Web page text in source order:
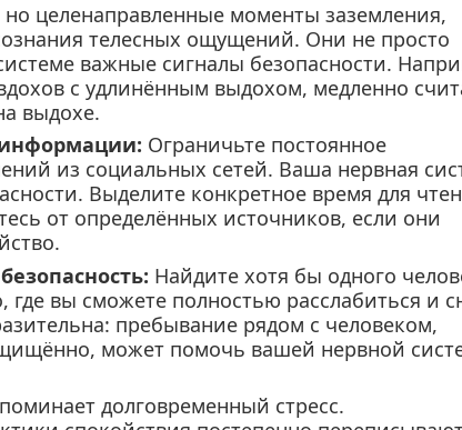
но целенаправленные моменты заземления,
телесных ощущений. Они не просто
важные сигналы безопасности.
с удлинённым выдохом, медленно
выдохе.
Ограничьте постоянное
из социальных сетей. Ваша нервная
Выделите конкретное время для
от определённых источников, если они
Найдите хотя бы одного
где вы сможете полностью расслабиться и
пребывание рядом с человеком,
может помочь вашей нервной
долговременный стресс.